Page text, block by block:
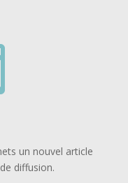
un nouvel article
diffusion.